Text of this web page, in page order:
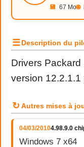
💾 67 Mo🌐
☰Description du
Drivers
version
↻ Autres mises à
04/03/20104.98.9.0
Windows 7 x64